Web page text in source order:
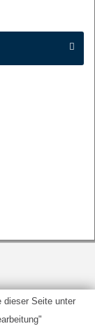
dieser Seite unter